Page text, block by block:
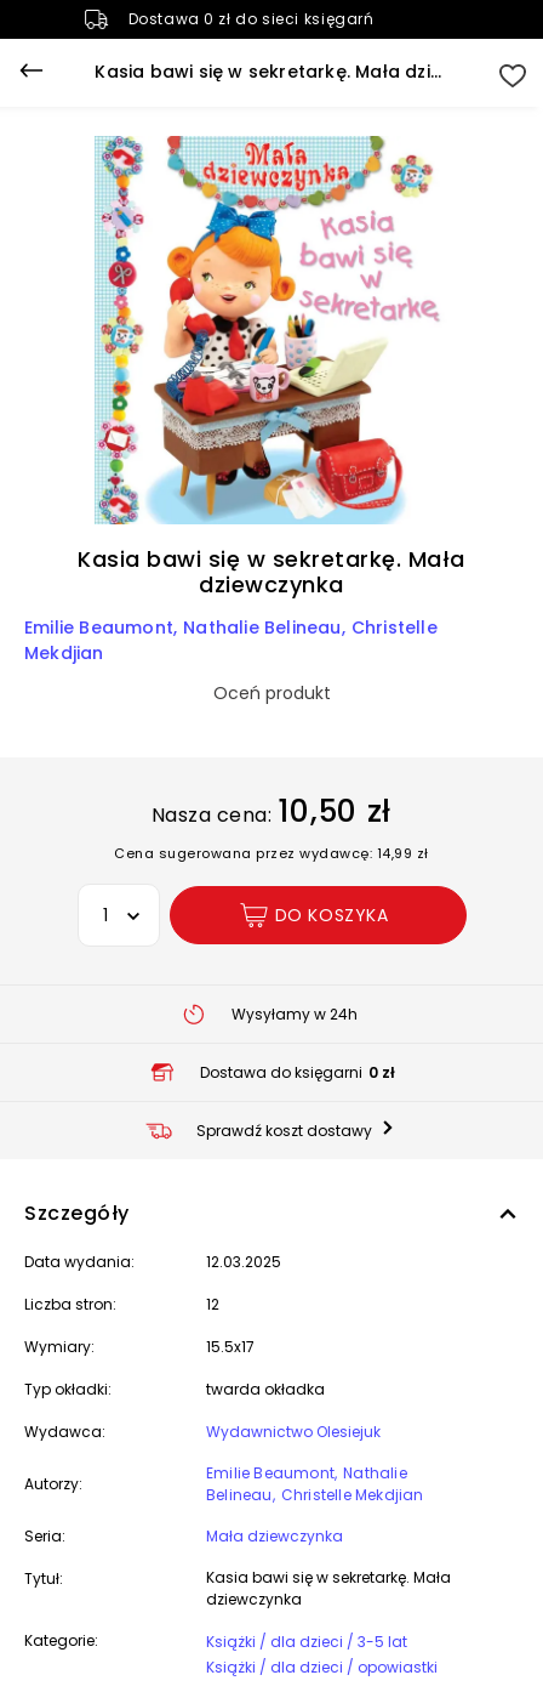
Dostawa 0 zł do sieci księgarń
Kasia bawi się w sekretarkę. Mała dziewczynka
Kasia bawi się w sekretarkę. Mała
dziewczynka
Emilie Beaumont Nathalie Belineau Christelle
Mekdjian
Oceń produkt
Nasza cena: 10,50 zł
Cena sugerowana przez wydawcę: 14,99 zł
Wybierz opcję
DO KOSZYKA
Wysyłamy w 24h
Dostawa do księgarni 0 zł
Sprawdź koszt dostawy
Szczegóły
Data wydania: 12.03.2025
Liczba stron: 12
Wymiary: 15.5x17
Typ okładki: twarda okładka
Wydawca: Wydawnictwo Olesiejuk
Autorzy:
Emilie Beaumont Nathalie
Belineau Christelle Mekdjian
Seria:
Mała dziewczynka
Tytuł:
Kasia bawi się w sekretarkę. Mała
dziewczynka
Kategorie:
Książki / dla dzieci / 3-5 lat
Książki / dla dzieci / opowiastki